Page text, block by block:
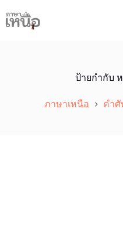
to
content
ป้ายกำกับ
ภาษาเหนือ คำศั